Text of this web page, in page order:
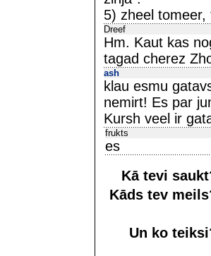
5) zheel
Dreef
Hm. Kaut kas
tagad cherez
ash
klau esmu
nemirt! Es par
Kursh veel ir
frukts
es
Kā tevi
Kāds tev
Un ko